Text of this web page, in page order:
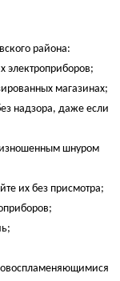
района:
электроприборов;
магазинах;
надзора, даже если
шнуром
их без присмотра;